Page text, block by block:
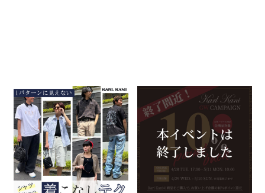
1パターンに見えない！ シャツ1
枚での着こなしテク
2026.05.08
KARL KANI
スタッフコンテンツ
特集一覧
GW Karl Kaniポイント10%還
元キャンペーン
2026.05.08
KARL KANI 特集一覧